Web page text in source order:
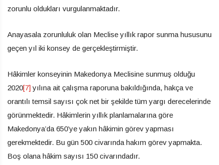
zorunlu oldukları vurgulanmaktadır.
Anayasala zorunluluk olan Meclise yıllık rapor sunma hususunu
geçen yıl iki konsey de gerçekleştirmiştir.
Hâkimler konseyinin Makedonya Meclisine sunmuş olduğu
2020[7]yılına ait çalışma raporuna bakıldığında, hakça ve
orantılı temsil sayısı çok net bir şekilde tüm yargı derecelerinde
görünmektedir. Hâkimlerin yıllık planlamalarına göre
Makedonya’da 650’ye yakın hâkimin görev yapması
gerekmektedir. Bu gün 500 civarında hakım görev yapmakta.
Boş olana hâkim sayısı 150 civarındadır.